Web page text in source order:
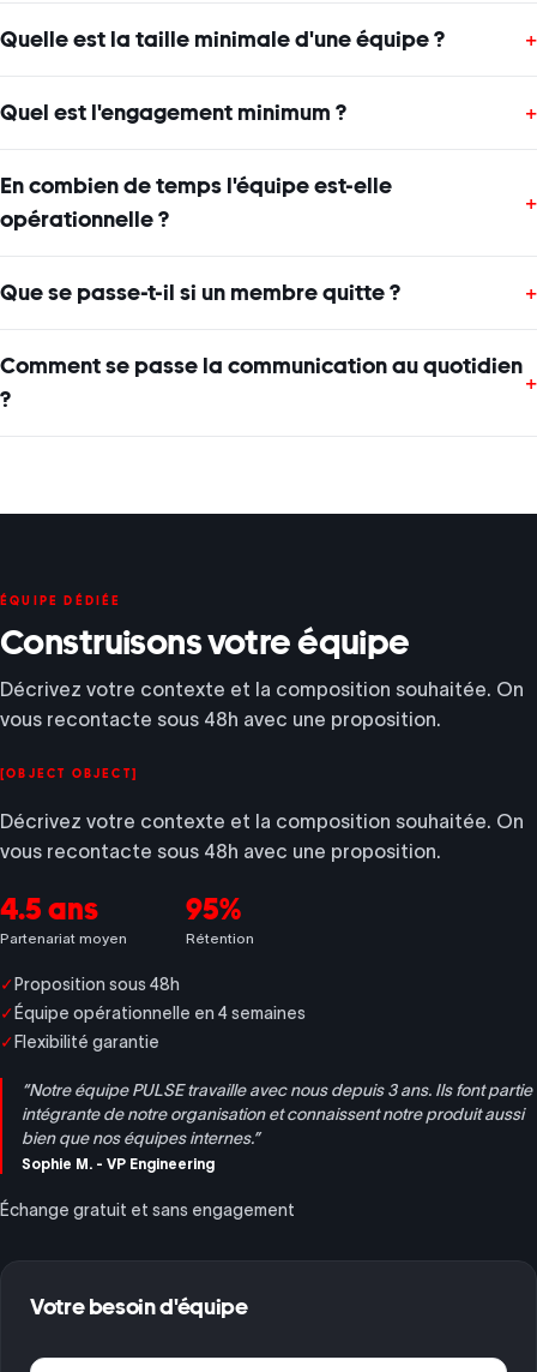
Quelle est la taille minimale d'une équipe ? +
Quel est l'engagement minimum ? +
En combien de temps l'équipe est-elle
opérationnelle ?
+
Que se passe-t-il si un membre quitte ? +
Comment se passe la communication au quotidien
?
+
ÉQUIPE DÉDIÉE
Construisons votre équipe
Décrivez votre contexte et la composition souhaitée. On
vous recontacte sous 48h avec une proposition.
[OBJECT OBJECT]
Décrivez votre contexte et la composition souhaitée. On
vous recontacte sous 48h avec une proposition.
4.5 ans
Partenariat moyen
95%
Rétention
✓ Proposition sous 48h
✓ Équipe opérationnelle en 4 semaines
✓ Flexibilité garantie
“Notre équipe PULSE travaille avec nous depuis 3 ans. Ils font partie
intégrante de notre organisation et connaissent notre produit aussi
bien que nos équipes internes.”
Sophie M. - VP Engineering
Échange gratuit et sans engagement
Votre besoin d'équipe
Votre nom